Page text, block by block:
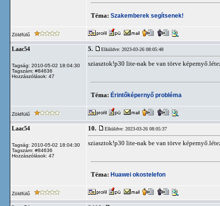
Téma: Szakemberek segítsenek!
Zöldfülű
Laac54
Tagság: 2010-05-02 18:04:30
Tagszám: #84636
Hozzászólások: 47
5. Elküldve: 2023-03-26 08:05:48
sziasztok!p30 lite-nak be van törve
Téma: Érintőképernyő probléma
Zöldfülű
Laac54
Tagság: 2010-05-02 18:04:30
Tagszám: #84636
Hozzászólások: 47
10. Elküldve: 2023-03-26 08:05:37
sziasztok!p30 lite-nak be van törve
Téma: Huawei okostelefon
Zöldfülű